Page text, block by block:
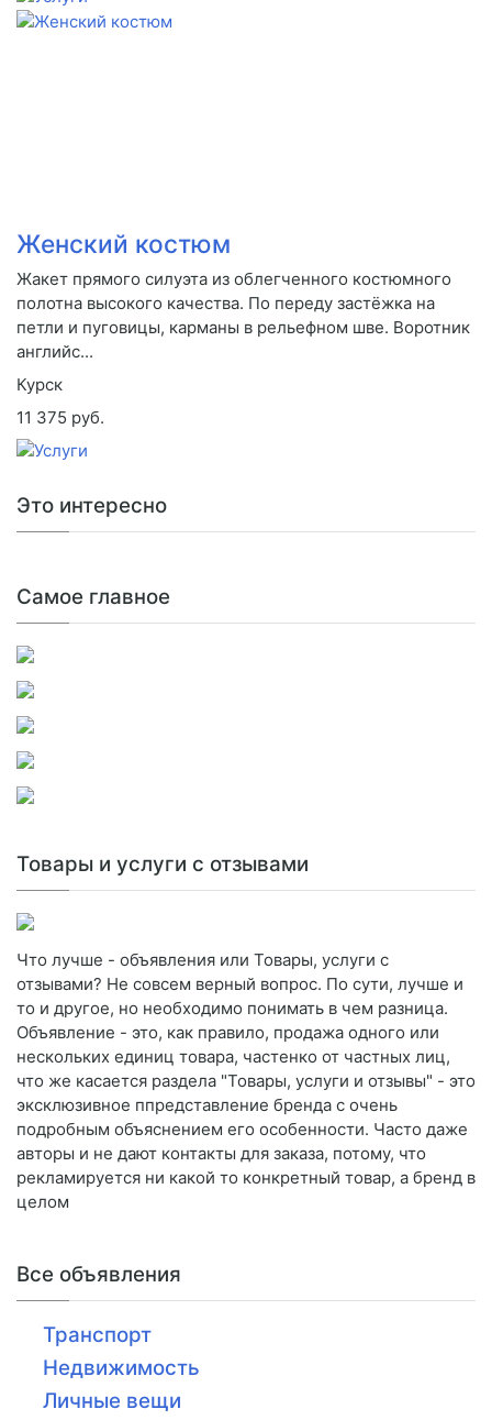
Женский костюм
Жакет прямого силуэта из облегченного костюмного
полотна высокого качества. По переду застёжка на
петли и пуговицы, карманы в рельефном шве. Воротник
английс...
Курск
11 375 руб.
Это интересно
Самое главное
Товары и услуги с отзывами
Что лучше - объявления или Товары, услуги с
отзывами? Не совсем верный вопрос. По сути, лучше и
то и другое, но необходимо понимать в чем разница.
Объявление - это, как правило, продажа одного или
нескольких единиц товара, частенко от частных лиц,
что же касается раздела "Товары, услуги и отзывы" - это
эксклюзивное ппредставление бренда с очень
подробным объяснением его особенности. Часто даже
авторы и не дают контакты для заказа, потому, что
рекламируется ни какой то конкретный товар, а бренд в
целом
Все объявления
Транспорт
Недвижимость
Личные вещи